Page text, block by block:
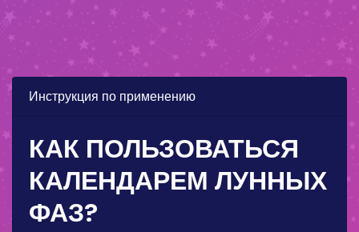
Инструкция по применению
КАК ПОЛЬЗОВАТЬСЯ
КАЛЕНДАРЕМ ЛУННЫХ
ФАЗ?